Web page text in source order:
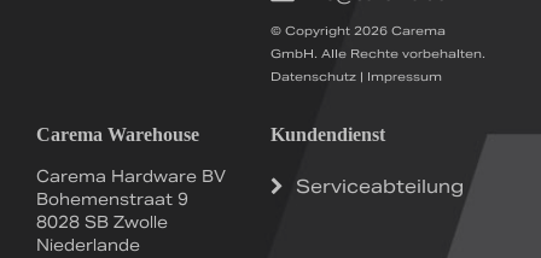
© Copyright 2026 Carema
GmbH. Alle Rechte vorbehalten.
Datenschutz | Impressum
Carema Warehouse
Carema Hardware BV
Bohemenstraat 9
8028 SB Zwolle
Niederlande
Kundendienst
Serviceabteilung